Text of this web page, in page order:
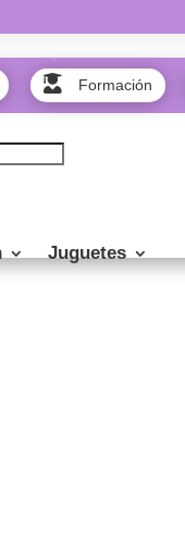
 Formación
Juguetes